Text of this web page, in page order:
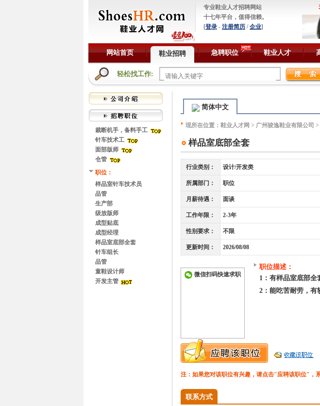
专业鞋业人才招聘网站
十七年平台，值得信赖。
[登录 - 注册简历 /企业]
网站首页 鞋业招聘 急聘职位 鞋业人才
轻松找工作:
简体中文
现所在位置： 鞋业人才网 > 广州骏逸鞋业有限公司 >
样品室底部全套
行业类别： 设计/开发类
所属部门： 职位
月薪待遇： 面谈
工作年限： 2-3年
性别要求： 不限
更新时间： 2026/08/08
微信扫码快速求职
职位描述：
1：有样品室底部全
2：能吃苦耐劳，有
注：如果您对该职位有兴趣，请点击"应聘该职位"，
联系方式
裁断机手，备料手工
针车技术工
面部版师
仓管
职位：
样品室针车技术员
品管
生产部
级放版师
成型贴底
成型经理
样品室底部全套
针车组长
品管
童鞋设计师
开发主管